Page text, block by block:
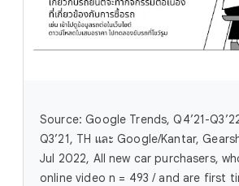
Source: Google Trends, Q4’21-
Q3’21, TH และ Google/Kantar,
Jul 2022, All new car purchasers,
online video n = 493 / and are first